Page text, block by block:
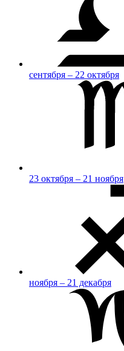
сентября – 22 октября
23 октября – 21 ноября
ноября – 21 декабря